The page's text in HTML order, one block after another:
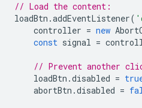
// Load the content:
loadBtn .addEventListener(
controller = new
const signal =
// Prevent another
loadBtn .disabled =
abortBtn .disabled =